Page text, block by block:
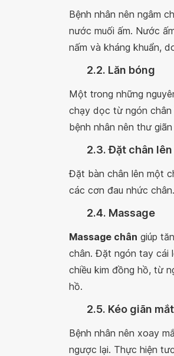
Bệnh nhân nên ngâm
nước muối ấm. Nước
nấm và kháng khuẩn,
2.2. Lăn bóng
Một trong những
chạy dọc từ ngón chân
bệnh nhân nên thư
2.3. Đặt chân lên
Đặt bàn chân lên một
các cơn đau nhức
2.4. Massage
Massage chân giúp
chân. Đặt ngón tay cái
chiều kim đồng hồ, từ
hồ.
2.5. Kéo giãn
Bệnh nhân nên xoay
ngược lại. Thực hiện